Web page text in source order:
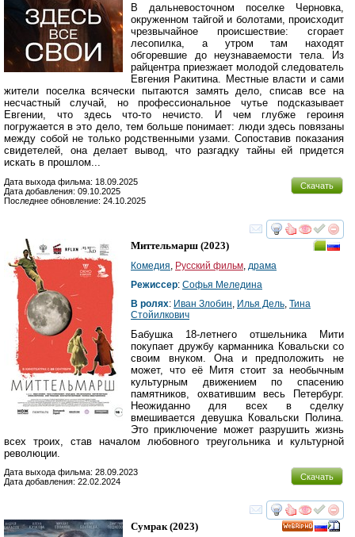
В дальневосточном поселке Черновка,
окруженном тайгой и болотами, происходит
чрезвычайное происшествие: сгорает
лесопилка, а утром там находят
обгоревшие до неузнаваемости тела. Из
райцентра приезжает молодой следователь
Евгения Ракитина. Местные власти и сами
жители поселка всячески пытаются замять дело, списав все на
несчастный случай, но профессиональное чутье подсказывает
Евгении, что здесь что-то нечисто. И чем глубже героиня
погружается в это дело, тем больше понимает: люди здесь повязаны
между собой не только родственными узами. Сопоставив показания
свидетелей, она делает вывод, что разгадку тайны ей придется
искать в прошлом...
Скачать
Дата выхода фильма: 18.09.2025
Дата добавления: 09.10.2025
Последнее обновление: 24.10.2025
смотреть
Миттельмарш (2023)
Комедия Русский фильм драма
Режиссер: Софья Меледина
В ролях: Иван Злобин Илья Дель Тина
Стойилкович
Бабушка 18-летнего отшельника Мити
покупает дружбу карманника Ковальски со
своим внуком. Она и предположить не
может, что её Митя стоит за необычным
культурным движением по спасению
памятников, охватившим весь Петербург.
Неожиданно для всех в сделку
вмешивается девушка Ковальски Полина.
Это приключение может разрушить жизнь
всех троих, став началом любовного треугольника и культурной
революции.
Скачать
Дата выхода фильма: 28.09.2023
Дата добавления: 22.02.2024
смотреть
Сумрак(2023)